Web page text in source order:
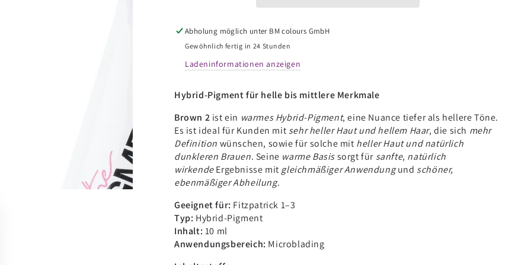
Pigment
-
2
10ml
Pigment
-
Brown
2
10ml
Abholung möglich unter BM colours GmbH
Gewöhnlich fertig in 24 Stunden
Ladeninformationen anzeigen
Hybrid-Pigment für helle bis mittlere Merkmale
Brown 2 ist ein warmes Hybrid-Pigment, eine Nuance tiefer als hellere Töne.
Es ist ideal für Kunden mit sehr heller Haut und hellem Haar, die sich mehr
Definition wünschen, sowie für solche mit heller Haut und natürlich
dunkleren Brauen. Seine warme Basissorgt für sanfte, natürlich
wirkendeErgebnisse mit gleichmäßiger Anwendung und schöner,
ebenmäßiger Abheilung.
Geeignet für: Fitzpatrick 1–3
Typ: Hybrid-Pigment
Inhalt: 10 ml
Anwendungsbereich: Microblading